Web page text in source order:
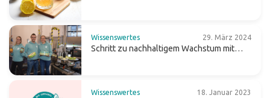
Wissenswertes 29. März 2024
Schritt zu nachhaltigem Wachstum mit
Wissenswertes 18. Januar 2023